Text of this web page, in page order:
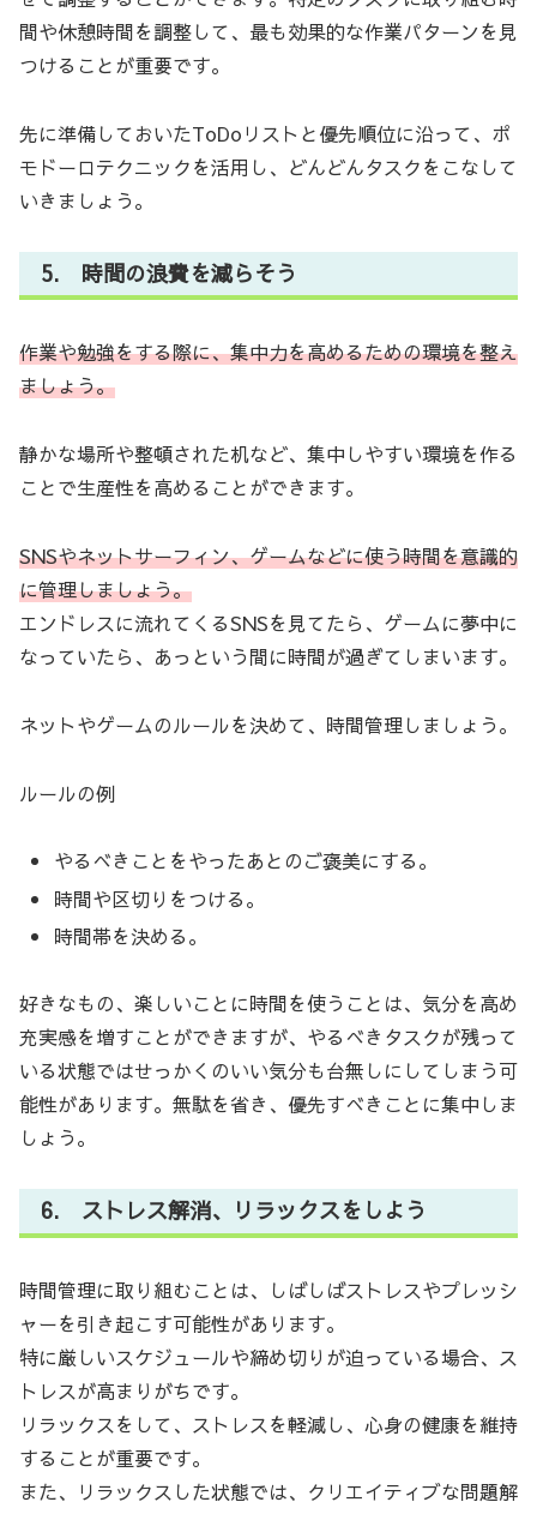
間や休憩時間を調整して、最も効果的な作業パターンを見
つけることが重要です。
先に準備しておいたToDoリストと優先順位に沿って、ポ
モドーロテクニックを活用し、どんどんタスクをこなして
いきましょう。
5. 時間の浪費を減らそう
作業や勉強をする際に、集中力を高めるための環境を整え
ましょう。
静かな場所や整頓された机など、集中しやすい環境を作る
ことで生産性を高めることができます。
SNSやネットサーフィン、ゲームなどに使う時間を意識的
に管理しましょう。
エンドレスに流れてくるSNSを見てたら、ゲームに夢中に
なっていたら、あっという間に時間が過ぎてしまいます。
ネットやゲームのルールを決めて、時間管理しましょう。
ルールの例
やるべきことをやったあとのご褒美にする。
時間や区切りをつける。
時間帯を決める。
好きなもの、楽しいことに時間を使うことは、気分を高め
充実感を増すことができますが、やるべきタスクが残って
いる状態ではせっかくのいい気分も台無しにしてしまう可
能性があります。無駄を省き、優先すべきことに集中しま
しょう。
6. ストレス解消、リラックスをしよう
時間管理に取り組むことは、しばしばストレスやプレッシ
ャーを引き起こす可能性があります。
特に厳しいスケジュールや締め切りが迫っている場合、ス
トレスが高まりがちです。
リラックスをして、ストレスを軽減し、心身の健康を維持
することが重要です。
また、リラックスした状態では、クリエイティブな問題解